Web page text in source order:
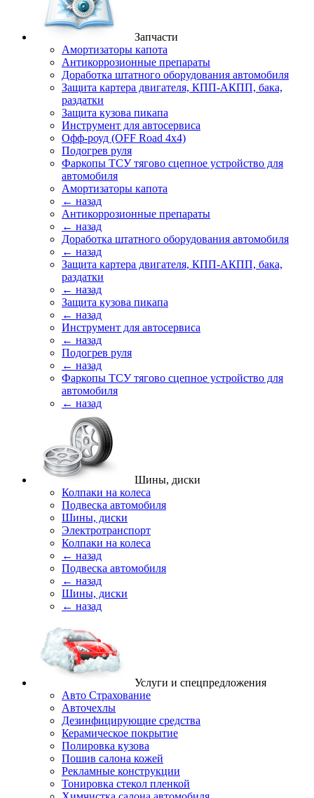
Запчасти
Амортизаторы капота
Антикоррозионные препараты
Доработка штатного оборудования автомобиля
Защита картера двигателя, КПП-АКПП, бака,
раздатки
Защита кузова пикапа
Инструмент для автосервиса
Офф-роуд (OFF Road 4x4)
Подогрев руля
Фаркопы ТСУ тягово сцепное устройство для
автомобиля
Амортизаторы капота
← назад
Антикоррозионные препараты
← назад
Доработка штатного оборудования автомобиля
← назад
Защита картера двигателя, КПП-АКПП, бака,
раздатки
← назад
Защита кузова пикапа
← назад
Инструмент для автосервиса
← назад
Подогрев руля
← назад
Фаркопы ТСУ тягово сцепное устройство для
автомобиля
← назад
Шины, диски
Колпаки на колеса
Подвеска автомобиля
Шины, диски
Электротранспорт
Колпаки на колеса
← назад
Подвеска автомобиля
← назад
Шины, диски
← назад
Услуги и спецпредложения
Авто Страхование
Авточехлы
Дезинфицирующие средства
Керамическое покрытие
Полировка кузова
Пошив салона кожей
Рекламные конструкции
Тонировка стекол пленкой